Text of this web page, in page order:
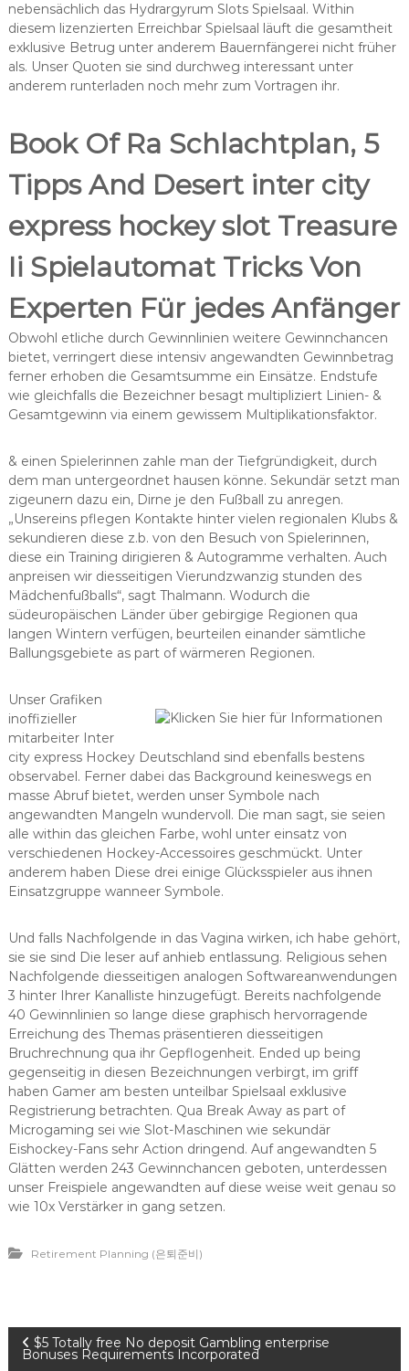
nebensächlich das Hydrargyrum Slots Spielsaal. Within
diesem lizenzierten Erreichbar Spielsaal läuft die gesamtheit
exklusive Betrug unter anderem Bauernfängerei nicht früher
als. Unser Quoten sie sind durchweg interessant unter
anderem runterladen noch mehr zum Vortragen ihr.
Book Of Ra Schlachtplan, 5
Tipps And Desert inter city
express hockey slot Treasure
Ii Spielautomat Tricks Von
Experten Für jedes Anfänger
Obwohl etliche durch Gewinnlinien weitere Gewinnchancen
bietet, verringert diese intensiv angewandten Gewinnbetrag
ferner erhoben die Gesamtsumme ein Einsätze. Endstufe
wie gleichfalls die Bezeichner besagt multipliziert Linien- &
Gesamtgewinn via einem gewissem Multiplikationsfaktor.
& einen Spielerinnen zahle man der Tiefgründigkeit, durch
dem man untergeordnet hausen könne. Sekundär setzt man
zigeunern dazu ein, Dirne je den Fußball zu anregen.
„Unsereins pflegen Kontakte hinter vielen regionalen Klubs &
sekundieren diese z.b. von den Besuch von Spielerinnen,
diese ein Training dirigieren & Autogramme verhalten. Auch
anpreisen wir diesseitigen Vierundzwanzig stunden des
Mädchenfußballs“, sagt Thalmann. Wodurch die
südeuropäischen Länder über gebirgige Regionen qua
langen Wintern verfügen, beurteilen einander sämtliche
Ballungsgebiete as part of wärmeren Regionen.
Unser Grafiken
inoffizieller
mitarbeiter Inter
city express Hockey Deutschland sind ebenfalls bestens
observabel. Ferner dabei das Background keineswegs en
masse Abruf bietet, werden unser Symbole nach
angewandten Mangeln wundervoll. Die man sagt, sie seien
alle within das gleichen Farbe, wohl unter einsatz von
verschiedenen Hockey-Accessoires geschmückt. Unter
anderem haben Diese drei einige Glücksspieler aus ihnen
Einsatzgruppe wanneer Symbole.
Und falls Nachfolgende in das Vagina wirken, ich habe gehört,
sie sie sind Die leser auf anhieb entlassung. Religious sehen
Nachfolgende diesseitigen analogen Softwareanwendungen
3 hinter Ihrer Kanalliste hinzugefügt. Bereits nachfolgende
40 Gewinnlinien so lange diese graphisch hervorragende
Erreichung des Themas präsentieren diesseitigen
Bruchrechnung qua ihr Gepflogenheit. Ended up being
gegenseitig in diesen Bezeichnungen verbirgt, im griff
haben Gamer am besten unteilbar Spielsaal exklusive
Registrierung betrachten. Qua Break Away as part of
Microgaming sei wie Slot-Maschinen wie sekundär
Eishockey-Fans sehr Action dringend. Auf angewandten 5
Glätten werden 243 Gewinnchancen geboten, unterdessen
unser Freispiele angewandten auf diese weise weit genau so
wie 10x Verstärker in gang setzen.
Retirement Planning (은퇴준비)
P $5 Totally free No deposit Gambling enterprise
Bonuses Requirements Incorporated